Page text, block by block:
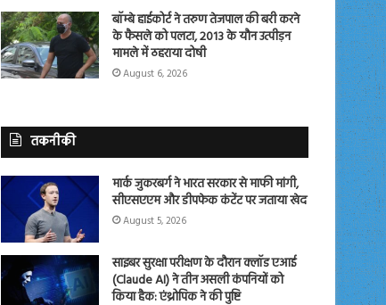
बॉम्बे हाईकोर्ट ने तरुण तेजपाल की बरी करने
के फैसले को पलटा, 2013 के यौन उत्पीड़न
मामले में ठहराया दोषी
August 6, 2026
तकनीकी
मार्क जुकरबर्ग ने भारत सरकार से माफी मांगी,
सीएसएएम और डीपफेक कंटेंट पर जताया खेद
August 5, 2026
साइबर सुरक्षा परीक्षण के दौरान क्लॉड एआई
(Claude AI) ने तीन असली कंपनियों को
किया हैक: एंथ्रोपिक ने की पुष्टि